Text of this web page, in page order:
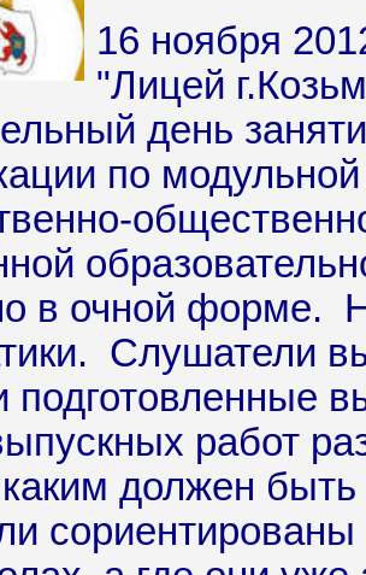
16 ноября
"Лицей
день
по
в очной форме.
Слушатели
подготовленные
работ
каким должен